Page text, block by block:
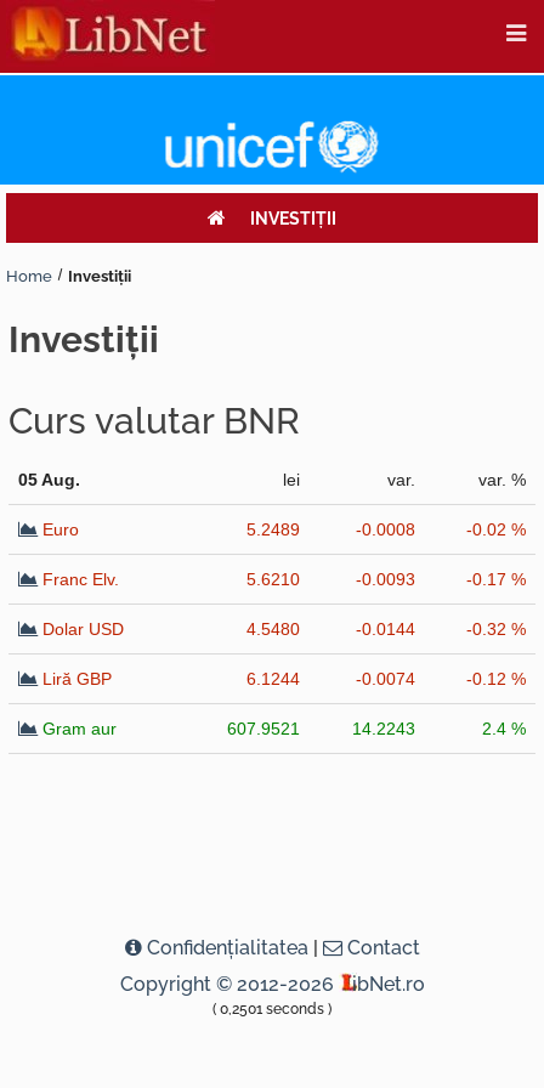
INVESTIŢII
Home Investiţii
investiţii
Curs valutar BNR
05 Aug. lei var. var. %
Euro 5.2489 -0.0008 -0.02 %
Franc Elv. 5.6210 -0.0093 -0.17 %
Dolar USD 4.5480 -0.0144 -0.32 %
Liră GBP 6.1244 -0.0074 -0.12 %
Gram aur 607.9521 14.2243 2.4 %
Confidenţialitatea |
Contact
Copyright © 2012-2026
ibNet.ro
( 0,2501 seconds )